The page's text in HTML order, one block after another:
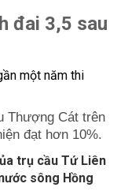
đai 3,5 sau
Thượng Cát trên
đạt hơn 10%.
trụ cầu Tứ Liên
sông Hồng